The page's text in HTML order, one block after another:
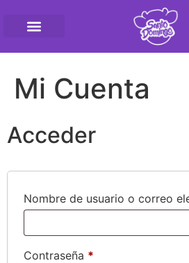
Mi Cuenta
Acceder
Nombre de usuario o correo
Contraseña *